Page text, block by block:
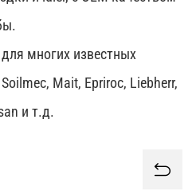
многих известных
Mait, Epriroc, Liebherr,
и т.д.